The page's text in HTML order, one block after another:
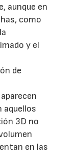
aunque en
como
y el
de
aquellos
3D no
en las